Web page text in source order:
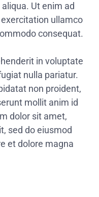
Ut enim ad
ullamco
consequat.
in voluptate
nulla pariatur.
non proident,
mollit anim id
dolor sit amet,
sed do eiusmod
et dolore magna